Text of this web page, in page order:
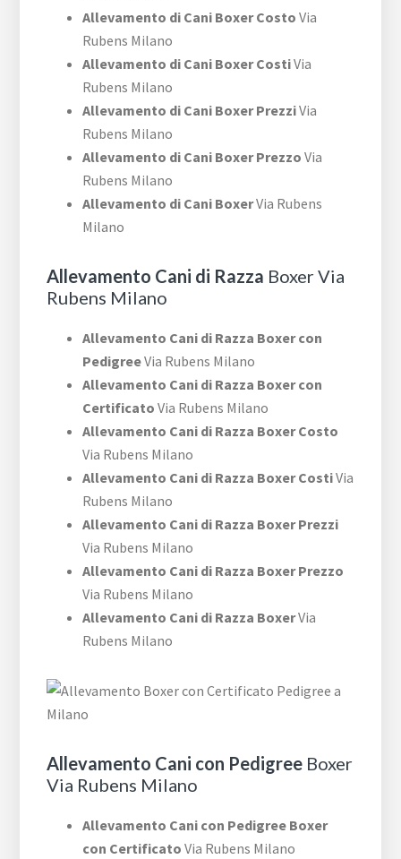
Allevamento di Cani Boxer Costo Via
Rubens Milano
Allevamento di Cani Boxer CostiVia
Rubens Milano
Allevamento di Cani Boxer PrezziVia
Rubens Milano
Allevamento di Cani Boxer Prezzo Via
Rubens Milano
Allevamento di Cani BoxerVia Rubens
Milano
Allevamento Cani di Razza Boxer Via
Rubens Milano
Allevamento Cani di Razza Boxer con
PedigreeVia Rubens Milano
Allevamento Cani di Razza Boxer con
Certificato Via Rubens Milano
Allevamento Cani di Razza Boxer Costo
Via Rubens Milano
Allevamento Cani di Razza Boxer CostiVia
Rubens Milano
Allevamento Cani di Razza Boxer Prezzi
Via Rubens Milano
Allevamento Cani di Razza Boxer Prezzo
Via Rubens Milano
Allevamento Cani di Razza BoxerVia
Rubens Milano
Allevamento Cani con Pedigree Boxer
Via Rubens Milano
Allevamento Cani con Pedigree Boxer
con Certificato Via Rubens Milano